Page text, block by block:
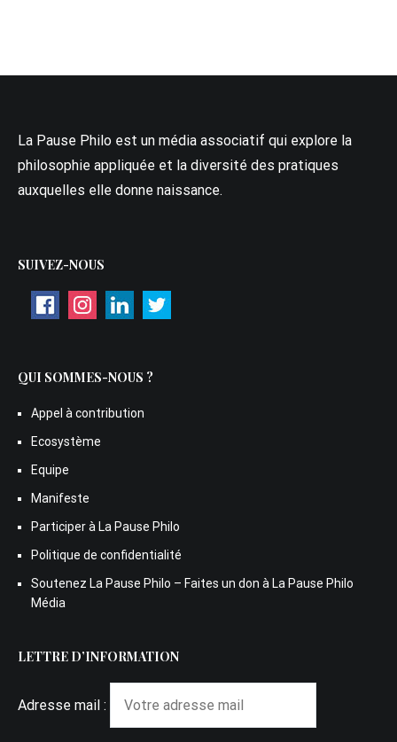
La Pause Philo est un média associatif qui explore la
philosophie appliquée et la diversité des pratiques
auxquelles elle donne naissance.
SUIVEZ-NOUS
QUI SOMMES-NOUS ?
Appel à contribution
Ecosystème
Equipe
Manifeste
Participer à La Pause Philo
Politique de confidentialité
Soutenez La Pause Philo – Faites un don à La Pause Philo
Média
LETTRE D’INFORMATION
Adresse mail :